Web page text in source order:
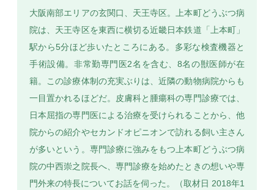
大阪南部エリアの玄関口、天王寺区。上本町どうぶつ病
院は、天王寺区を東西に横切る近畿日本鉄道「上本町」
駅から5分ほど歩いたところにある。多彩な検査機器と
手術設備。非常勤専門医2名を含む、8名の獣医師が在
籍。この診療体制の充実ぶりは、近隣の動物病院からも
一目置かれるほどだ。皮膚科と腫瘍科の専門診療では、
日本屈指の専門医による治療を受けられることから、他
院からの紹介やセカンドオピニオンで訪れる飼い主さん
が多いという。専門診療に強みをもつ上本町どうぶつ病
院の中西崇之院長へ、専門診療を始めたときの想いや専
門外来の特長についてお話を伺った。（取材日 2018年1